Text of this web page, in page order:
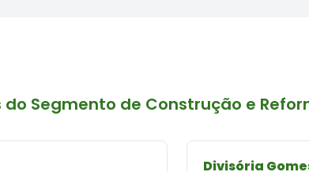
Segmento de Construção e
Divisória